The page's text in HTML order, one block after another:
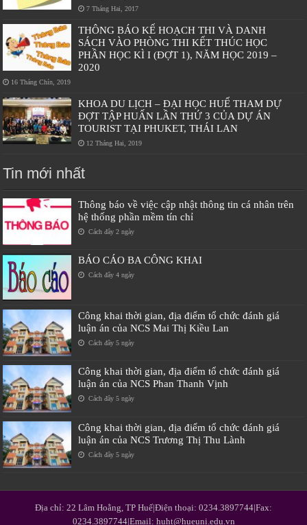
7 Tháng Hai, 2017
THÔNG BÁO KẾ HOẠCH THI VÀ DANH
SÁCH VÀO PHÒNG THI KẾT THÚC HỌC
PHẦN HỌC KÌ I (ĐỢT 1), NĂM HỌC 2019 –
2020
16 Tháng Chín, 2019
KHOA DU LỊCH – ĐẠI HỌC HUẾ THAM DỰ
ĐỢT TẬP HUẤN LẦN THỨ 3 CỦA DỰ ÁN
TOURIST TẠI PHUKET, THÁI LAN
12 Tháng Hai, 2019
Tin mới nhất
Thông báo về việc cập nhật thông tin cá nhân trên
hệ thống phần mềm tín chỉ
Cách đây 2 ngày
BÁO CÁO BA CÔNG KHAI
Cách đây 4 ngày
Công khai thời gian, địa điểm tổ chức đánh giá
luận án của NCS Mai Thị Kiều Lan
Cách đây 5 ngày
Công khai thời gian, địa điểm tổ chức đánh giá
luận án của NCS Phan Thanh Vịnh
Cách đây 5 ngày
Công khai thời gian, địa điểm tổ chức đánh giá
luận án của NCS Trương Thị Thu Lành
Cách đây 5 ngày
Địa chỉ: 22 Lâm Hoằng, TP Huế|Điện thoại: 0234.3897744|Fax:
0234.3897744|Email: huht@hueuni.edu.vn